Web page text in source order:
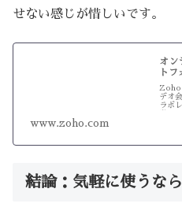
せない感じが惜しいです。
オン
ト
Zoho
デオ
ラボ
www.zoho.com
結論：気軽に使うな